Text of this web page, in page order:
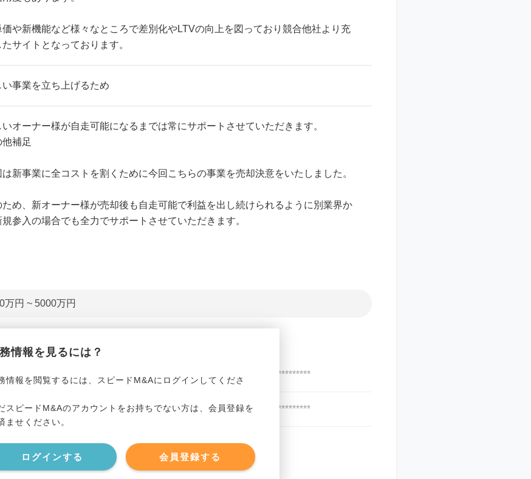
価や新機能など様々なところで差別化やLTVの向上を図っており競合他社より充
サイトとなっております。
い事業を立ち上げるため
いオーナー様が自走可能になるまでは常にサポートさせていただきます。
他補足
は新事業に全コストを割くために今回こちらの事業を売却決意をいたしました。
ため、新オーナー様が売却後も自走可能で利益を出し続けられるように別業界か
規参入の場合でも全力でサポートさせていただきます。
万円 ~ 5000万円
情報を見るには？
情報を閲覧するには、スピードM&Aにログインしてくださ
スピードM&Aのアカウントをお持ちでない方は、会員登録を
ませください。
ログインする 会員登録する
事業資産 ********************
事業負債 ********************